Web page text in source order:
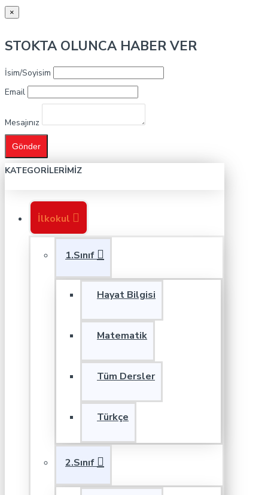
×
STOKTA OLUNCA HABER VER
İsim/Soyisim
Email
Mesajınız
Gönder
KATEGORILERIMIZ
İlkokul
1.Sınıf
Hayat Bilgisi
Matematik
Tüm Dersler
Türkçe
2.Sınıf